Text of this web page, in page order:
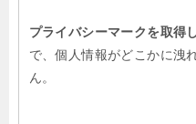
プライバシーマークを取得
で、個人情報がどこかに洩
ん。